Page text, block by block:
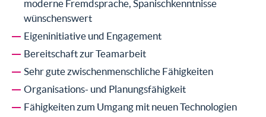
moderne Fremdsprache, Spanischkenntnisse
wünschenswert
Eigeninitiative und Engagement
Bereitschaft zur Teamarbeit
Sehr gute zwischenmenschliche Fähigkeiten
Organisations- und Planungsfähigkeit
Fähigkeiten zum Umgang mit neuen Technologien